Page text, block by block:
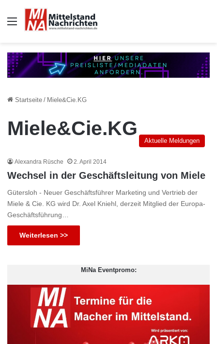
Auswahl
Startseite / Miele&Cie.KG
Miele&Cie.KG
Aktuelle Meldungen
Alexandra Rüsche 2. April 2014
Wechsel in der Geschäftsleitung von Miele
Gütersloh - Neuer Geschäftsführer Marketing und Vertrieb der
Miele & Cie. KG wird Dr. Axel Kniehl, derzeit Mitglied der Europa-
Geschäftsführung…
Weiterlesen >>
MiNa Eventpromo: